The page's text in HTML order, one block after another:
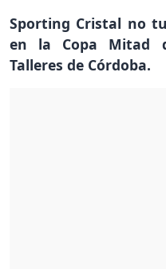
Sporting Cristal no
en la Copa Mitad
Talleres de Córdoba.